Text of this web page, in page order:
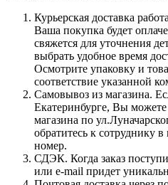
Курьерская доставка
Ваша покупка будет
свяжется для уточнения
выбрать удобное время
Осмотрите упаковку и
соответствие указанной
Самовывоз из магазина.
Екатеринбурге, Вы можете
магазина по
обратитесь к сотруднику
номер.
СДЭК. Когда заказ
или e-mail придет